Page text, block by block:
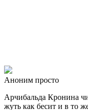
Аноним просто
Арчибальда Кронина
жуть как бесит и в то